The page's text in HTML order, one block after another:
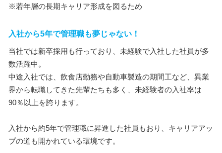
※若年層の長期キャリア形成を図るため
入社から5年で管理職も夢じゃない！
当社では新卒採用も行っており、未経験で入社した社員が多
数活躍中。
中途入社では、飲食店勤務や自動車製造の期間工など、異業
界から転職してきた先輩たちも多く、未経験者の入社率は
90％以上を誇ります。
入社から約5年で管理職に昇進した社員もおり、キャリアアッ
プの道も開かれている環境です。